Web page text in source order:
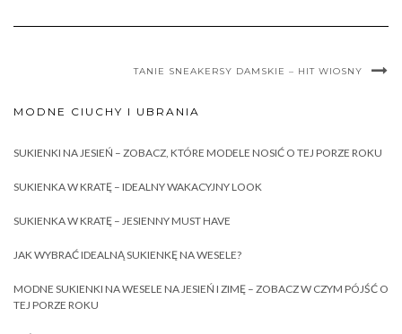
TANIE SNEAKERSY DAMSKIE – HIT WIOSNY
MODNE CIUCHY I UBRANIA
SUKIENKI NA JESIEŃ – ZOBACZ, KTÓRE MODELE NOSIĆ O TEJ PORZE ROKU
SUKIENKA W KRATĘ – IDEALNY WAKACYJNY LOOK
SUKIENKA W KRATĘ – JESIENNY MUST HAVE
JAK WYBRAĆ IDEALNĄ SUKIENKĘ NA WESELE?
MODNE SUKIENKI NA WESELE NA JESIEŃ I ZIMĘ – ZOBACZ W CZYM PÓJŚĆ O
TEJ PORZE ROKU